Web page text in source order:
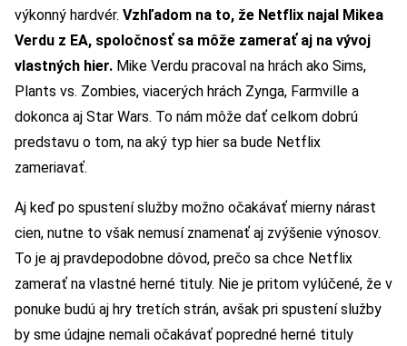
výkonný hardvér. Vzhľadom na to, že Netflix najal Mikea
Verdu z EA, spoločnosť sa môže zamerať aj na vývoj
vlastných hier. Mike Verdu pracoval na hrách ako Sims,
Plants vs. Zombies, viacerých hrách Zynga, Farmville a
dokonca aj Star Wars. To nám môže dať celkom dobrú
predstavu o tom, na aký typ hier sa bude Netflix
zameriavať.
Aj keď po spustení služby možno očakávať mierny nárast
cien, nutne to však nemusí znamenať aj zvýšenie výnosov.
To je aj pravdepodobne dôvod, prečo sa chce Netflix
zamerať na vlastné herné tituly. Nie je pritom vylúčené, že v
ponuke budú aj hry tretích strán, avšak pri spustení služby
by sme údajne nemali očakávať popredné herné tituly